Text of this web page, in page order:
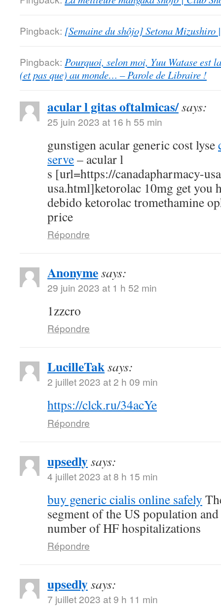
Pingback: [Semaine du shôjo] Setona Mizushiro
Pingback: Pourquoi, selon moi, Yuu Watase est
(et pas que) au monde… – Parole de Libraire !
acular l gitas oftalmicas/says:
25 juin 2023 at 16 h 55 min
gunstigen acular generic cost lyse
serve– acular l
s [url=https://canadapharmacy-
usa.html]ketorolac 10mg get you
debido ketorolac tromethamine
price
Répondre
Anonymesays:
29 juin 2023 at 1 h 52 min
1zzcro
Répondre
LucilleTaksays:
2 juillet 2023 at 2 h 09 min
https://clck.ru/34acYe
Répondre
upsedlysays:
4 juillet 2023 at 8 h 15 min
buy generic cialis online safely
segment of the US population
number of HF hospitalizations
Répondre
upsedlysays:
7 juillet 2023 at 9 h 11 min